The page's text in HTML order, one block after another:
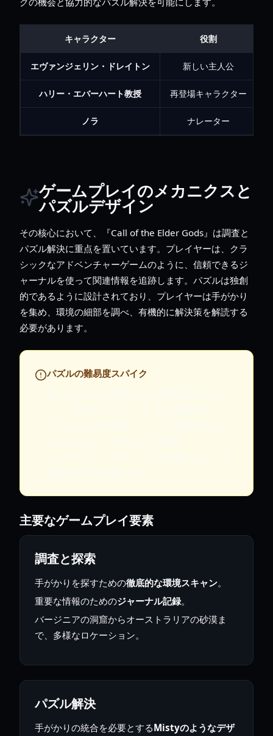
キャラクター 役割
エヴァンジェリン・ドレイトン 新しい主人公
ハリー・エバーハート教授 再登場キャラクター
ノラ ナレーター
ゲームプレイのメカニクスと
パズルデザイン
その核心において、『Call of the Elder Gods』は調査と
パズル解決に重点を置いています。プレイヤーは、クラ
シックなアドベンチャーゲームのように、信頼できるジ
ャーナルを使って関連情報を追跡します。パズルは独創
的であるように設計されており、プレイヤーは手がかり
を集め、環境の細部を調べ、有機的に解決策を解読する
必要があります。
パズルの難易度スパイク
主要なゲームプレイ要素
調査と探索
手がかりを探すための徹底的な環境スキャン。
重要な情報のためのジャーナル記録。
バージニアの洞窟からオーストラリアの砂漠ま
で、多様なロケーション。
パズル解決
手がかりの統合を必要とするMistyのようなデザ